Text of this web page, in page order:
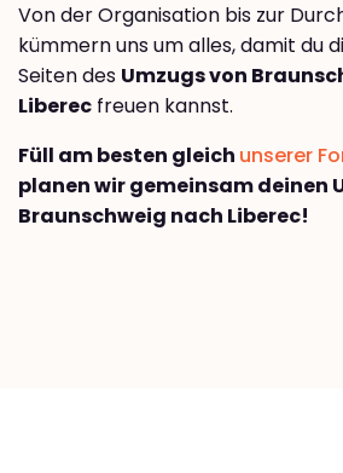
Von der Organisation bis zur
kümmern uns um alles, damit du
Seiten des Umzugs von
Liberec freuen kannst.
Füll am besten gleich unserer
planen wir gemeinsam deinen
Braunschweig nach Liberec!